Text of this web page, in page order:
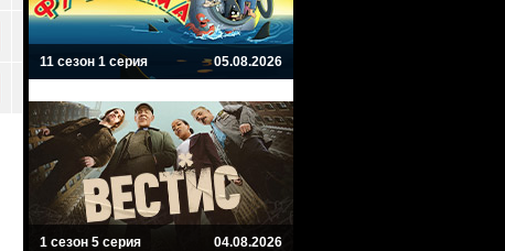
11 сезон 1 серия 05.08.2026
1 сезон 5 серия 04.08.2026